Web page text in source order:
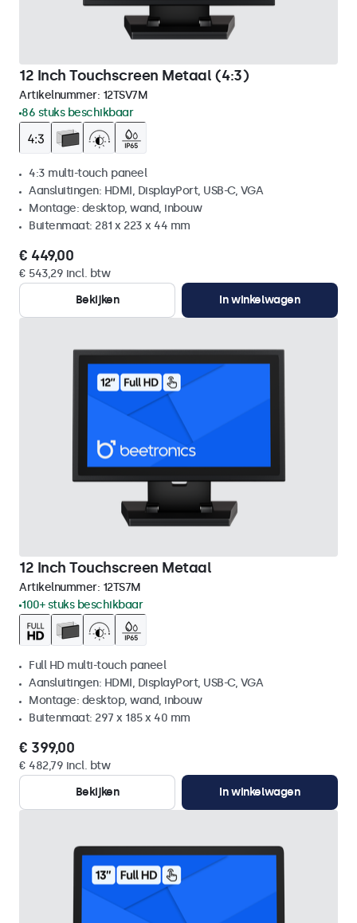
12 Inch Touchscreen Metaal (4:3)
Artikelnummer: 12TSV7M
86 stuks beschikbaar
4:3 multi-touch paneel
Aansluitingen: HDMI, DisplayPort, USB-C, VGA
Montage: desktop, wand, inbouw
Buitenmaat: 281 x 223 x 44 mm
€ 449,00
€ 543,29 incl. btw
Bekijken
In winkelwagen
12 Inch Touchscreen Metaal
Artikelnummer: 12TS7M
100+ stuks beschikbaar
Full HD multi-touch paneel
Aansluitingen: HDMI, DisplayPort, USB-C, VGA
Montage: desktop, wand, inbouw
Buitenmaat: 297 x 185 x 40 mm
€ 399,00
€ 482,79 incl. btw
Bekijken
In winkelwagen